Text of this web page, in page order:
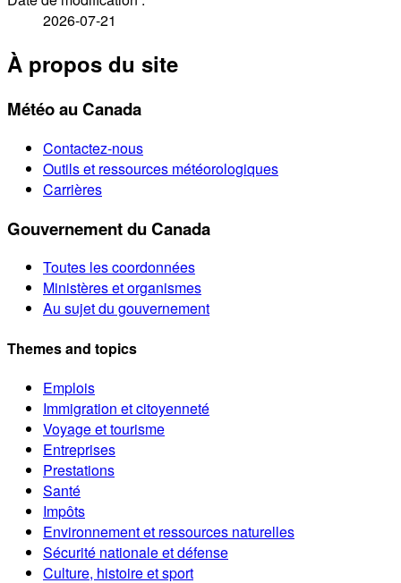
2026-07-21
À propos du site
Météo au Canada
Contactez-nous
Outils et ressources météorologiques
Carrières
Gouvernement du Canada
Toutes les coordonnées
Ministères et organismes
Au sujet du gouvernement
Themes and topics
Emplois
Immigration et citoyenneté
Voyage et tourisme
Entreprises
Prestations
Santé
Impôts
Environnement et ressources naturelles
Sécurité nationale et défense
Culture, histoire et sport